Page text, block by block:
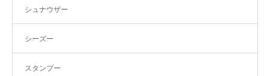
シュナウザー
シーズー
スタンプー